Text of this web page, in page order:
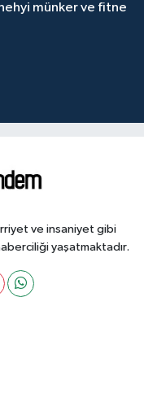
münker ve fitne
ve insaniyet gibi
yaşatmaktadır.